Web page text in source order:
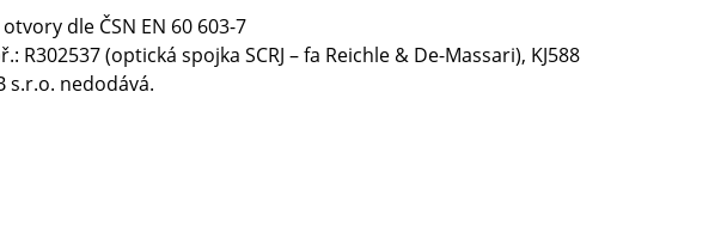
dle ČSN EN 60 603-7
(optická spojka SCRJ – fa Reichle & De-Massari), KJ588
s.r.o. nedodává.